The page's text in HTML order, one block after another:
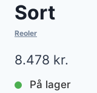
Sort
Reoler
8.478 kr.
På lager